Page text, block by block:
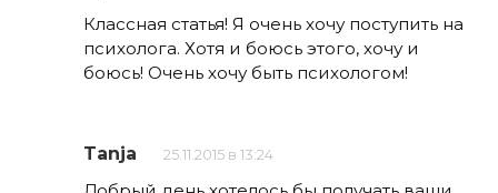
Классная статья! Я очень хочу поступить на
психолога. Хотя и боюсь этого, хочу и
боюсь! Очень хочу быть психологом!
Tanja 25.11.2015 в 13:24